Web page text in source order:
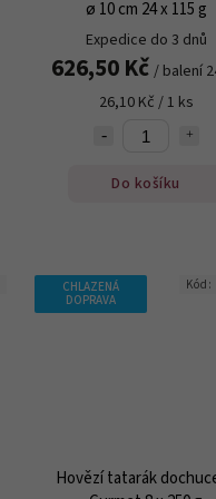
ø 10 cm 24 x 115 g
Expedice do 3 dnů
626,50 Kč / balení
26,10 Kč / 1 ks
Do košíku
CHLAZENÁ
DOPRAVA
Hovězí tatarák
Kód: